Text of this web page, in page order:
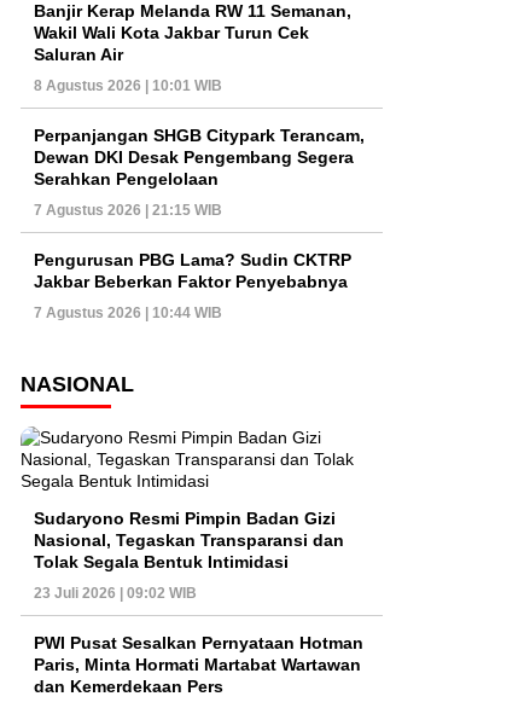
Banjir Kerap Melanda RW 11 Semanan,
Wakil Wali Kota Jakbar Turun Cek
Saluran Air
8 Agustus 2026 | 10:01 WIB
Perpanjangan SHGB Citypark Terancam,
Dewan DKI Desak Pengembang Segera
Serahkan Pengelolaan
7 Agustus 2026 | 21:15 WIB
Pengurusan PBG Lama? Sudin CKTRP
Jakbar Beberkan Faktor Penyebabnya
7 Agustus 2026 | 10:44 WIB
NASIONAL
Sudaryono Resmi Pimpin Badan Gizi
Nasional, Tegaskan Transparansi dan
Tolak Segala Bentuk Intimidasi
23 Juli 2026 | 09:02 WIB
PWI Pusat Sesalkan Pernyataan Hotman
Paris, Minta Hormati Martabat Wartawan
dan Kemerdekaan Pers